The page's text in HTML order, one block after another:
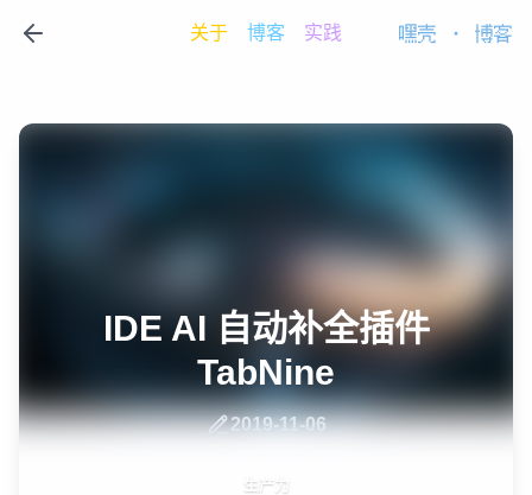
关于 博客 实践 嘿壳 · 博客
IDE AI 自动补全插件
TabNine
2019-11-06
生产力